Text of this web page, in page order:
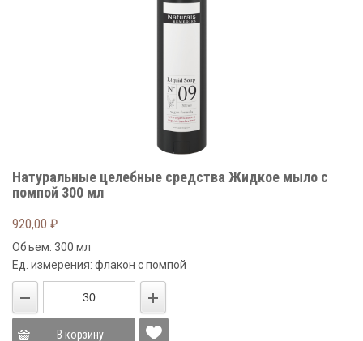
Натуральные целебные средства Жидкое мыло с
помпой 300 мл
920,00 ₽
Объем: 300 мл
Ед. измерения: флакон с помпой
В корзину